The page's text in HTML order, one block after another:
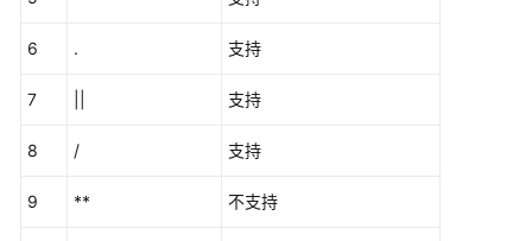
数
库
6 . 支持
7 支持
8 / 支持
9 ** 不支持